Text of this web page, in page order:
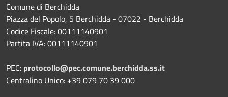
Comune di Berchidda
Piazza del Popolo, 5 Berchidda - 07022 - Berchidda
Codice Fiscale: 00111140901
Partita IVA: 00111140901
PEC: protocollo@pec.comune.berchidda.ss.it
Centralino Unico: +39 079 70 39 000